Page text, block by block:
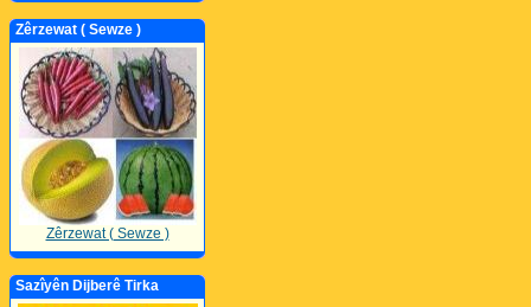
Zêrzewat ( Sewze )
Zêrzewat ( Sewze )
Sazîyên Dijberê Tirka